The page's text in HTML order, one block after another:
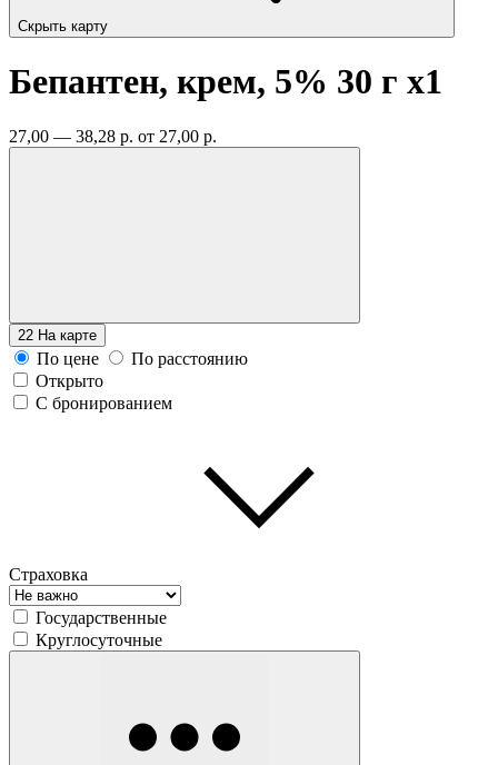
Скрыть карту
Бепантен, крем, 5% 30 г x1
27,00 — 38,28 р. от 27,00 р.
22 На карте
По цене
По расстоянию
Открыто
С бронированием
Страховка
Государственные
Круглосуточные